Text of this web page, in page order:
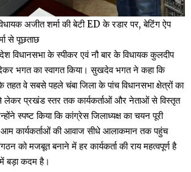
अजीत शर्मा की बेटी ED के रडार पर, बेटिंग ऐप
से पूछताछ
विधानसभा के स्पीकर एवं नौ बार के विधायक कुलदीप
देकर भगत का स्वागत किया। सुखदेव भगत ने कहा कि
वे सबसे पहले चंबा जिला के पांच विधानसभा क्षेत्रों का
लेकर प्रखंड स्तर तक कार्यकर्ताओं और नेताओं से विस्तृत
स्पष्ट किया कि कांग्रेस जिलाध्यक्ष का चयन पूरी
आम कार्यकर्ताओं की आवाज सीधे आलाकमान तक पहुंच
को मजबूत बनाने में हर कार्यकर्ता की राय महत्वपूर्ण है
बड़ा कदम है।